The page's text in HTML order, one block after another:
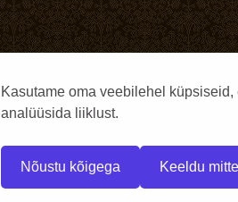
Kasutame oma veebilehel
analüüsida liiklust.
Nõustu kõigega Keeldu